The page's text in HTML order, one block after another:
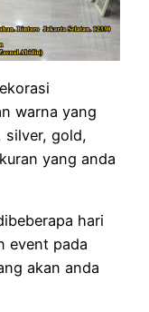
warna yang
silver, gold,
yang anda
hari
event pada
akan anda